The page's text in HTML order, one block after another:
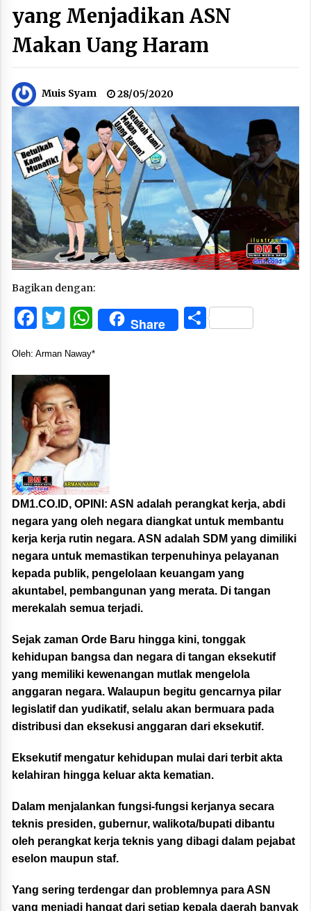
yang Menjadikan ASN
Makan Uang Haram
Muis Syam 28/05/2020
Bagikan dengan:
Facebook
Twitter
WhatsApp
Share Share
Oleh: Arman Naway*
DM1.CO.ID, OPINI: ASN adalah perangkat kerja, abdi
negara yang oleh negara diangkat untuk membantu
kerja kerja rutin negara. ASN adalah SDM yang dimiliki
negara untuk memastikan terpenuhinya pelayanan
kepada publik, pengelolaan keuangam yang
akuntabel, pembangunan yang merata. Di tangan
merekalah semua terjadi.
Sejak zaman Orde Baru hingga kini, tonggak
kehidupan bangsa dan negara di tangan eksekutif
yang memiliki kewenangan mutlak mengelola
anggaran negara. Walaupun begitu gencarnya pilar
legislatif dan yudikatif, selalu akan bermuara pada
distribusi dan eksekusi anggaran dari eksekutif.
Eksekutif mengatur kehidupan mulai dari terbit akta
kelahiran hingga keluar akta kematian.
Dalam menjalankan fungsi-fungsi kerjanya secara
teknis presiden, gubernur, walikota/bupati dibantu
oleh perangkat kerja teknis yang dibagi dalam pejabat
eselon maupun staf.
Yang sering terdengar dan problemnya para ASN
yang menjadi hangat dari setiap kepala daerah banyak